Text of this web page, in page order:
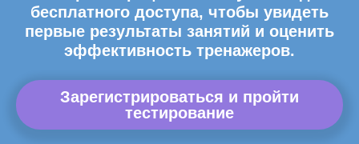
бесплатного доступа, чтобы увидеть
первые результаты занятий и оценить
эффективность тренажеров.
Зарегистрироваться и пройти
тестирование